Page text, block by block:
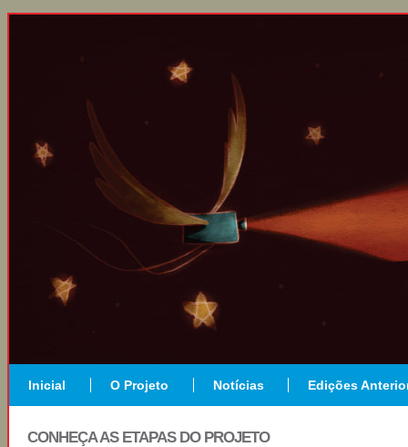
Inicial O Projeto Notícias Edições
CONHEÇA AS ETAPAS DO PROJETO